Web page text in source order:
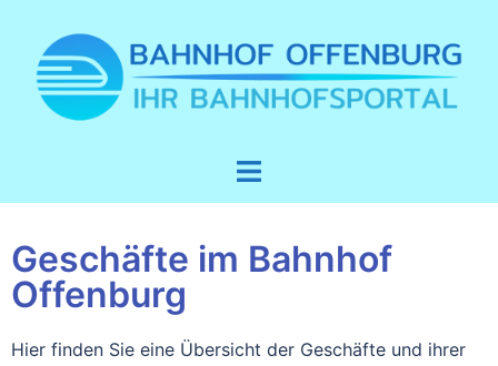
Geschäfte im Bahnhof
Offenburg
Hier finden Sie eine Übersicht der Geschäfte und ihrer